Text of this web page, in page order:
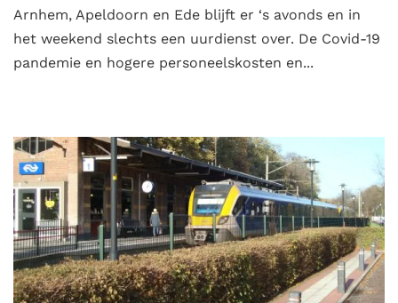
Arnhem, Apeldoorn en Ede blijft er ‘s avonds en in
het weekend slechts een uurdienst over. De Covid-19
pandemie en hogere personeelskosten en...